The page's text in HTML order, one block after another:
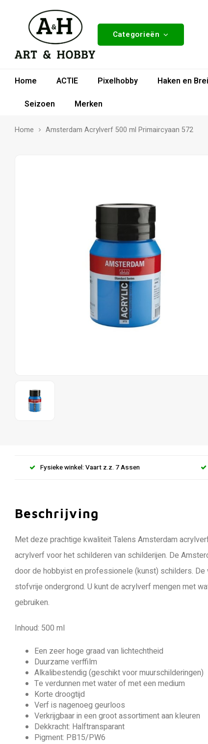
Categorieën
Home ACTIE Pixelhobby Haken en
Seizoen
Merken
Home Amsterdam Acrylverf 500 ml Primaircyaan 572
Fysieke winkel: Vaart z.z. 7 Assen
Beschrijving
Met deze prachtige kwaliteit Talens Amsterdam
acrylverf voor het schilderen van schilderijen. De
door de hobbyist en professionele (kunst) schilders.
stofvrije ondergrond. U kunt de acrylverf mengen met
gebruiken.
Inhoud: 500 ml
Een zeer hoge graad van lichtechtheid
Duurzame verffilm
Alkalibestendig (geschikt voor muurschilderingen)
Te verdunnen met water of met een medium
Korte droogtijd
Verf is nagenoeg geurloos
Verkrijgbaar in een groot assortiment aan kleuren
Dekkracht: Halftransparant
Pigment: PB15/PW6